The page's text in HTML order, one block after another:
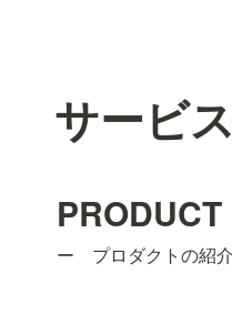
サービ
PRODUCT
ー　プロダクトの紹介